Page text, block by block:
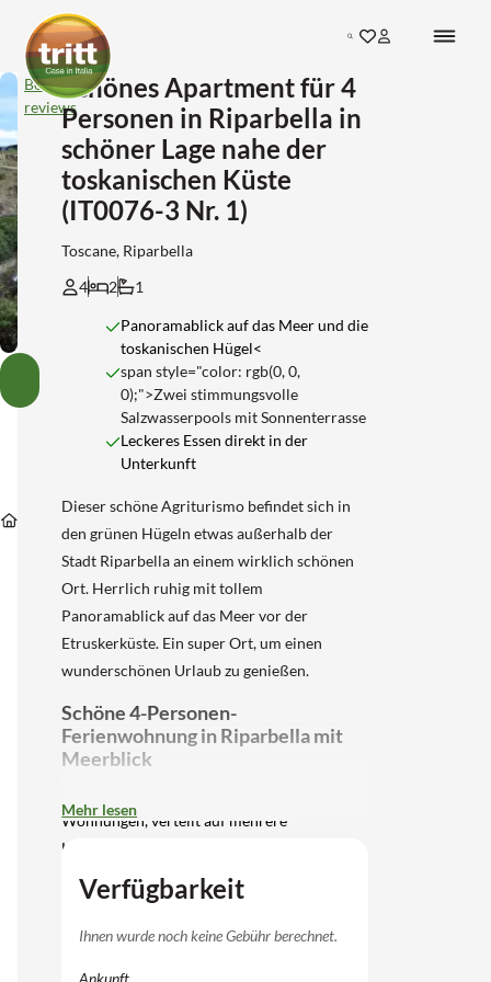
Search
Alle
Bilder
Unterkünfte
Toscane
Unterkünfte
Pisa
Unterkünfte
Riparbella
Schönes
Apartment
für
4
Personen
in
Riparbella
schöner
Lage
der
toskanischen
(IT0076-
3
1)
Bekijk
reviews
Schönes Apartment für 4
Personen in Riparbella in
schöner Lage nahe der
toskanischen Küste
(IT0076-3 Nr. 1)
Toscane, Riparbella
4
2 1
Panoramablick auf das Meer und die
toskanischen Hügel<
span style="color: rgb(0, 0,
0);">Zwei stimmungsvolle
Salzwasserpools mit Sonnenterrasse
Leckeres Essen direkt in der
Unterkunft
Dieser schöne Agriturismo befindet sich in
den grünen Hügeln etwas außerhalb der
Stadt Riparbella an einem wirklich schönen
Ort. Herrlich ruhig mit tollem
Panoramablick auf das Meer vor der
Etruskerküste. Ein super Ort, um einen
wunderschönen Urlaub zu genießen.
Schöne 4-Personen-
Ferienwohnung in Riparbella mit
Meerblick
Wohnungen, verteilt auf mehrere
Landhäuser. Die 4-Personen-Wohnung
befindet sich im Erdgeschoss und verfügt
über eine überdachte Terrasse mit
Gartenmöbeln: perfekt, um draußen zu
Mehr lesen
Verfügbarkeit
Ihnen wurde noch keine Gebühr berechnet.
Ankunft